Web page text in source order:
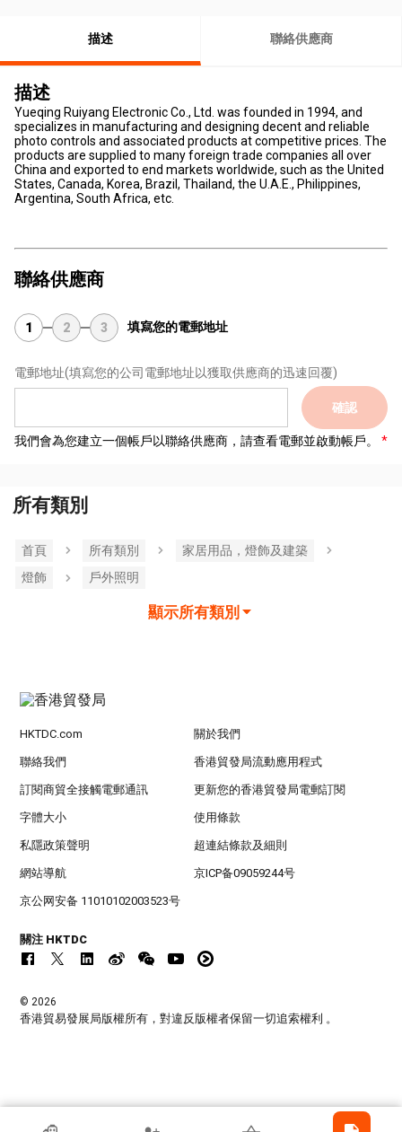
描述 聯絡供應商
描述
Yueqing Ruiyang Electronic Co., Ltd. was founded in 1994, and
specializes in manufacturing and designing decent and reliable
photo controls and associated products at competitive prices. The
products are supplied to many foreign trade companies all over
China and exported to end markets worldwide, such as the United
States, Canada, Korea, Brazil, Thailand, the U.A.E., Philippines,
Argentina, South Africa, etc.
聯絡供應商
1 2 3 填寫您的電郵地址
電郵地址(填寫您的公司電郵地址以獲取供應商的迅速回覆)
確認
我們會為您建立一個帳戶以聯絡供應商，請查看電郵並啟動帳戶。
所有類別
首頁 所有類別
家居用品，燈飾及建築
燈飾
戶外照明
顯示所有類別
HKTDC.com 關於我們
聯絡我們 香港貿發局流動應用程式
訂閱商貿全接觸電郵通訊 更新您的香港貿發局電郵訂閱
字體大小 使用條款
私隱政策聲明 超連結條款及細則
網站導航 京ICP备09059244号
京公网安备 11010102003523号
關注 HKTDC
© 2026
香港貿易發展局版權所有，對違反版權者保留一切追索權利 。